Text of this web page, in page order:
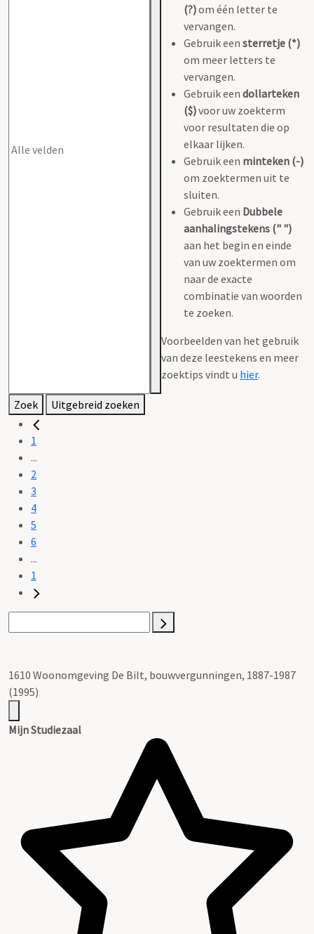
(?)om één letter te
vervangen.
Gebruik een sterretje (*)
om meer letters te
vervangen.
Gebruik een dollarteken
($)voor uw zoekterm
voor resultaten die op
elkaar lijken.
Gebruik een minteken (-)
om zoektermen uit te
sluiten.
Gebruik een Dubbele
aanhalingstekens (" ")
aan het begin en einde
van uw zoektermen om
naar de exacte
combinatie van woorden
te zoeken.
Voorbeelden van het gebruik
van deze leestekens en meer
zoektips vindt u hier.
Zoek Uitgebreid zoeken
1
...
2
3
4
5
6
...
1
1610 Woonomgeving De Bilt, bouwvergunningen, 1887-1987
(1995)
Mijn Studiezaal